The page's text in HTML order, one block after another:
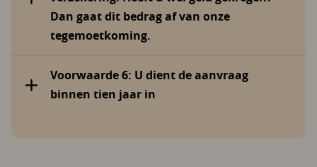
Dan gaat dit bedrag af van onze
tegemoetkoming.
Voorwaarde 6: U dient de aanvraag
binnen tien jaar in